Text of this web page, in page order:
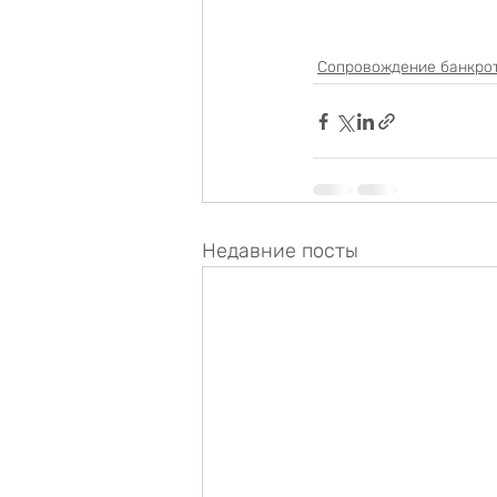
Сопровождение
Недавние посты